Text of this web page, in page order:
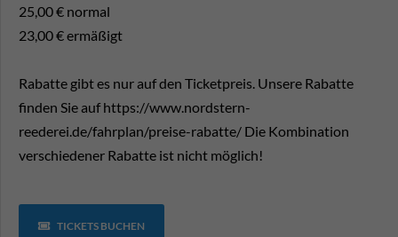
25,00 € normal
23,00 € ermäßigt
Rabatte gibt es nur auf den Ticketpreis. Unsere Rabatte
finden Sie auf https://www.nordstern-
reederei.de/fahrplan/preise-rabatte/ Die Kombination
verschiedener Rabatte ist nicht möglich!
TICKETS BUCHEN